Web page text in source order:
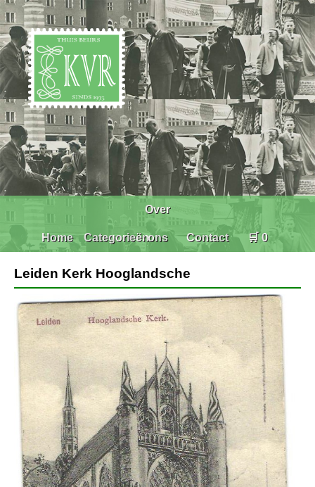
Home Categorieën
Over
ons Contact 🛒 0
Leiden Kerk Hooglandsche